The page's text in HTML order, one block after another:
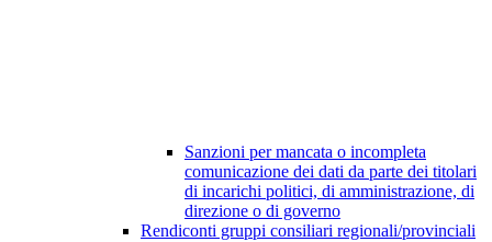
Sanzioni per mancata o incompleta
comunicazione dei dati da parte dei titolari
di incarichi politici, di amministrazione, di
direzione o di governo
Rendiconti gruppi consiliari regionali/provinciali